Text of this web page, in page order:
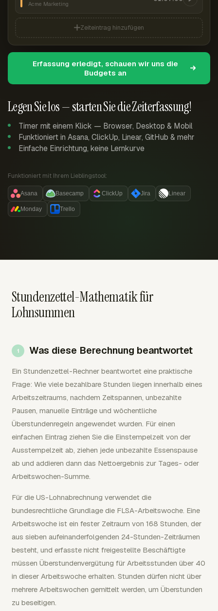
Legen Sie los — starten Sie die Zeiterfassung!
Timer mit einem Klick — Browser, Desktop & Mobil
Funktioniert in Asana, ClickUp, Linear, GitHub & mehr
Einfache Einrichtung, keine Lernkurve
Funktioniert mit Ihrem Lieblingstool:
Asana Basecamp ClickUp Jira Linear
Monday Trello
Acme Marketing
Zeiteintrag hinzufügen
Erfassung erledigt, schauen wir uns die
Budgets an
Stundenzettel-Mathematik für
Lohnsummen
Was diese Berechnung beantwortet
Ein Stundenzettel-Rechner beantwortet eine praktische
Frage: Wie viele bezahlbare Stunden liegen innerhalb eines
Arbeitszeitraums, nachdem Zeitspannen, unbezahlte
Pausen, manuelle Einträge und wöchentliche
Überstundenregeln angewendet wurden. Für einen
einfachen Eintrag ziehen Sie die Einstempelzeit von der
Ausstempelzeit ab, ziehen jede unbezahlte Essenspause
ab und addieren dann das Nettoergebnis zur Tages- oder
Arbeitswochen-Summe.
Für die US-Lohnabrechnung verwendet die
bundesrechtliche Grundlage die FLSA-Arbeitswoche. Eine
Arbeitswoche ist ein fester Zeitraum von 168 Stunden, der
aus sieben aufeinanderfolgenden 24-Stunden-Zeiträumen
besteht, und erfasste nicht freigestellte Beschäftigte
müssen Überstundenvergütung für Arbeitsstunden über 40
in dieser Arbeitswoche erhalten. Stunden dürfen nicht über
mehrere Arbeitswochen gemittelt werden, um Überstunden
zu beseitigen.